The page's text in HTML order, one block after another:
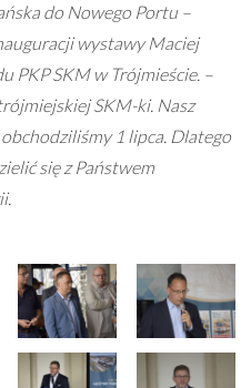
do Nowego Portu –
wystawy Maciej
PKP SKM w Trójmieście. –
SKM-ki. Nasz
1 lipca. Dlatego
się z Państwem